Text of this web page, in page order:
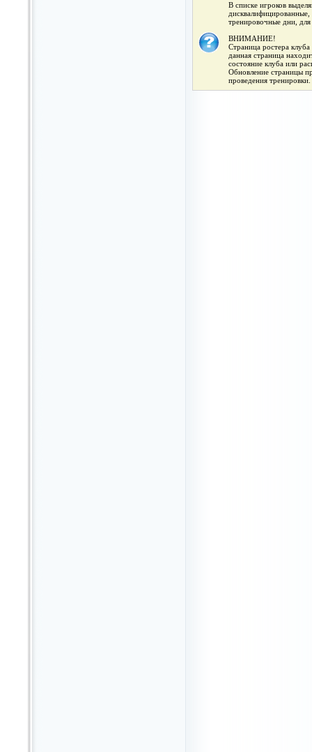
В списке игроков
тренировочные дни,
ВНИМАНИЕ!
Страница ростера
данная страница
состояние клуба или
Обновление страницы
проведения тренировки.